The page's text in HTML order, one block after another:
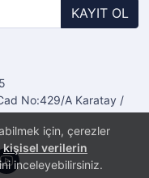
için, çerezler
kişisel verilerin
inceleyebilirsiniz.
KAYIT OL
No:429/A Karatay /